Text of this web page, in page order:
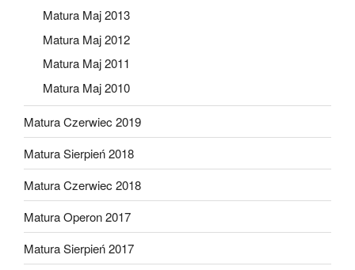
Matura Maj 2013
Matura Maj 2012
Matura Maj 2011
Matura Maj 2010
Matura Czerwiec 2019
Matura Sierpień 2018
Matura Czerwiec 2018
Matura Operon 2017
Matura Sierpień 2017